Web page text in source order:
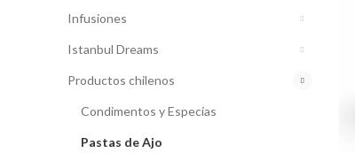
Infusiones
Istanbul Dreams
Productos chilenos
Condimentos y Especias
Pastas de Ajo